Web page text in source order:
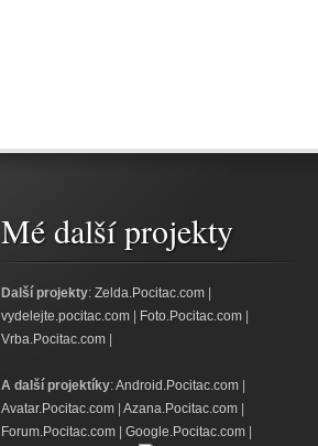
Mé další projekty
Další projekty: Zelda.Pocitac.com
vydelejte.pocitac.com
Foto.Pocitac.com
Vrba.Pocitac.com
A další projektíky:Android.Pocitac.com
Avatar.Pocitac.com Azana.Pocitac.com
Forum.Pocitac.com
Google.Pocitac.com